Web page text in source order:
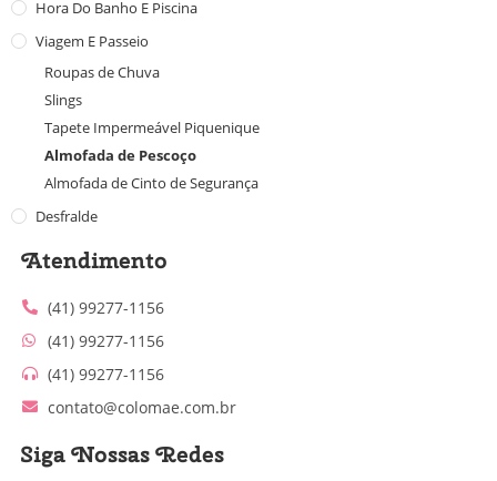
Hora Do Banho E Piscina
Viagem E Passeio
Roupas de Chuva
Slings
Tapete Impermeável Piquenique
Almofada de Pescoço
Almofada de Cinto de Segurança
Desfralde
Atendimento
(41) 99277-1156
(41) 99277-1156
(41) 99277-1156
contato@colomae.com.br
Siga Nossas Redes